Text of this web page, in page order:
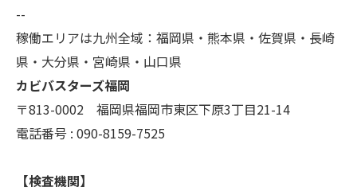
--
稼働エリアは九州全域：福岡県・熊本県・佐賀県・長崎
県・大分県・宮崎県・山口県
カビバスターズ福岡
〒813-0002 福岡県福岡市東区下原3丁目21-14
電話番号 : 090-8159-7525
【検査機関】